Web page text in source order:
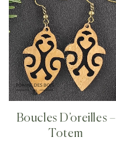
Boucles D’oreilles –
Totem